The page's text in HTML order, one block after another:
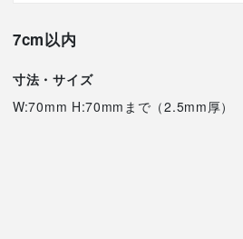
7cm以内
寸法・サイズ
W:70mm H:70mmまで（2.5mm厚）